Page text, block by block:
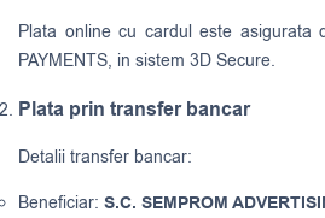
Plata online cu cardul este asigurata
PAYMENTS, in sistem 3D Secure.
Plata prin transfer bancar
Detalii transfer bancar:
Beneficiar: S.C. SEMPROM